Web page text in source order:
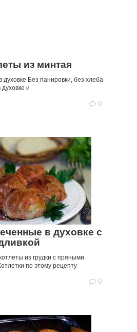
из минтая
духовке Без панировки, без хлеба
и
0
в духовке с
из грудки с пряными
по этому рецепту
0